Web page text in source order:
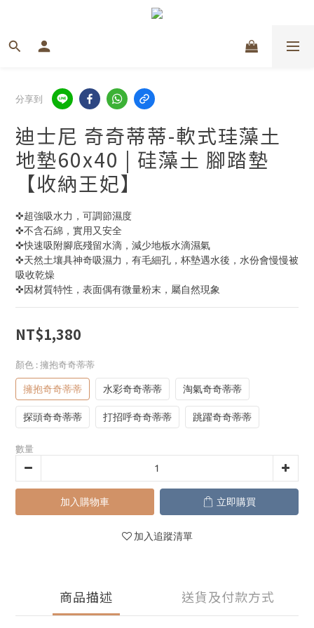
分享到
迪士尼 奇奇蒂蒂-軟式珪藻土
地墊60x40 | 硅藻土 腳踏墊
【收納王妃】
✜超強吸水力，可調節濕度
✜不含石綿，實用又安全
✜快速吸附腳底殘留水滴，減少地板水滴濕氣
✜天然土壤具神奇吸濕力，有毛細孔，杯墊遇水後，水份會慢慢被
吸收乾燥
✜因材質特性，表面偶有微量粉末，屬自然現象
NT$1,380
顏色 : 擁抱奇奇蒂蒂
擁抱奇奇蒂蒂 水彩奇奇蒂蒂 淘氣奇奇蒂蒂
探頭奇奇蒂蒂 打招呼奇奇蒂蒂 跳躍奇奇蒂蒂
數量
加入購物車 立即購買
加入追蹤清單
商品描述 送貨及付款方式